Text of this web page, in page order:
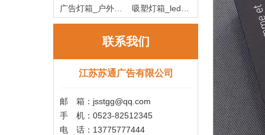
广告灯箱_户外广
告灯箱
吸塑灯箱_led吸
塑灯箱制作
联系我们
江苏苏通广告有限公司
邮 箱：jsstgg@qq.com
手 机：0523-82512345
电 话：13775777444